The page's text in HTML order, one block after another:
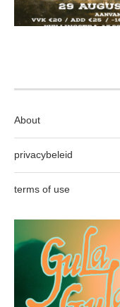
About
privacybeleid
terms of use